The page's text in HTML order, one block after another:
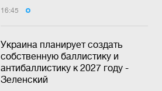
16:45
Украина планирует создать
собственную баллистику и
антибаллистику к 2027 году -
Зеленский